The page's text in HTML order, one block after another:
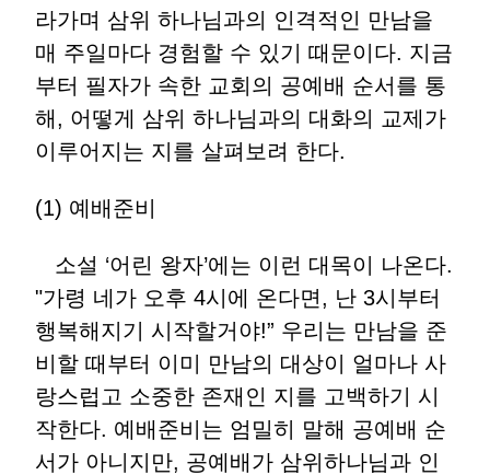
라가며 삼위 하나님과의 인격적인 만남을
매 주일마다 경험할 수 있기 때문이다. 지금
부터 필자가 속한 교회의 공예배 순서를 통
해, 어떻게 삼위 하나님과의 대화의 교제가
이루어지는 지를 살펴보려 한다.
(1) 예배준비
소설 ‘어린 왕자’에는 이런 대목이 나온다.
"가령 네가 오후 4시에 온다면, 난 3시부터
행복해지기 시작할거야!” 우리는 만남을 준
비할 때부터 이미 만남의 대상이 얼마나 사
랑스럽고 소중한 존재인 지를 고백하기 시
작한다. 예배준비는 엄밀히 말해 공예배 순
서가 아니지만, 공예배가 삼위하나님과 인